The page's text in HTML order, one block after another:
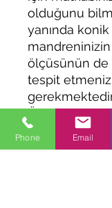
olduğunu
yanında konik
ölçüsünün
tespit etmeniz
Örnek
mors bir
konik
Phone Email